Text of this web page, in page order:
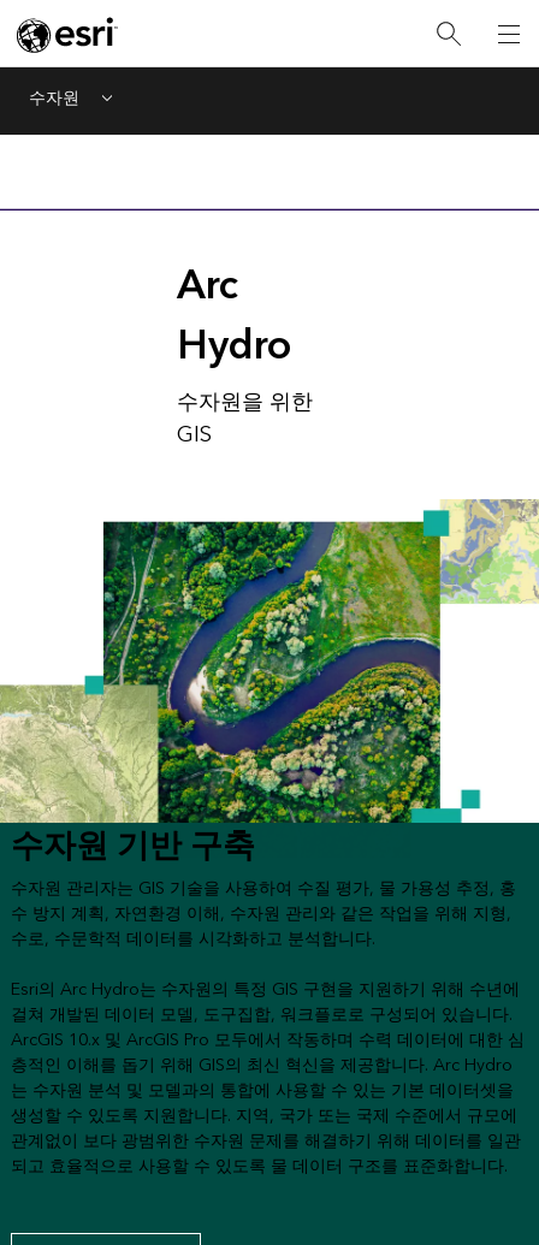
수자원 Menu
Arc
Hydro
수자원을 위한
GIS
수자원 기반 구축
수자원 관리자는 GIS 기술을 사용하여 수질 평가, 물 가용성 추정, 홍
수 방지 계획, 자연환경 이해, 수자원 관리와 같은 작업을 위해 지형,
수로, 수문학적 데이터를 시각화하고 분석합니다.
Esri의 Arc Hydro는 수자원의 특정 GIS 구현을 지원하기 위해 수년에
걸쳐 개발된 데이터 모델, 도구집합, 워크플로로 구성되어 있습니다.
ArcGIS 10.x 및 ArcGIS Pro 모두에서 작동하며 수력 데이터에 대한 심
층적인 이해를 돕기 위해 GIS의 최신 혁신을 제공합니다. Arc Hydro
는 수자원 분석 및 모델과의 통합에 사용할 수 있는 기본 데이터셋을
생성할 수 있도록 지원합니다. 지역, 국가 또는 국제 수준에서 규모에
관계없이 보다 광범위한 수자원 문제를 해결하기 위해 데이터를 일관
되고 효율적으로 사용할 수 있도록 물 데이터 구조를 표준화합니다.